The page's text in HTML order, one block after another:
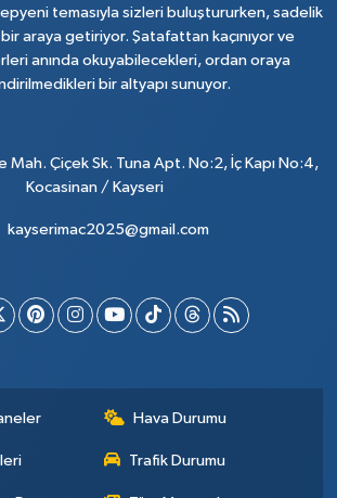
temasıyla sizleri buluştururken, sadelik
araya getiriyor. Şatafattan kaçınıyor ve
anında okuyabilecekleri, ordan oraya
bir altyapı sunuyor.
Mah. Çiçek Sk. Tuna Apt. No:2, İç Kapı No:4,
Kocasinan / Kayseri
kayserimac2025@gmail.com
Hava Durumu
Trafik Durumu